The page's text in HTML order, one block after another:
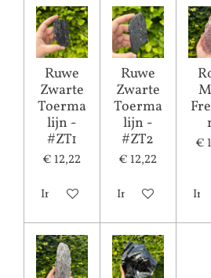
Ruwe
Zwarte
Toerma
lijn -
#ZT1
€ 12,22
In winkelwagen
Ruwe
Zwarte
Toerma
lijn -
#ZT2
€ 12,22
In winkelwagen
€
In